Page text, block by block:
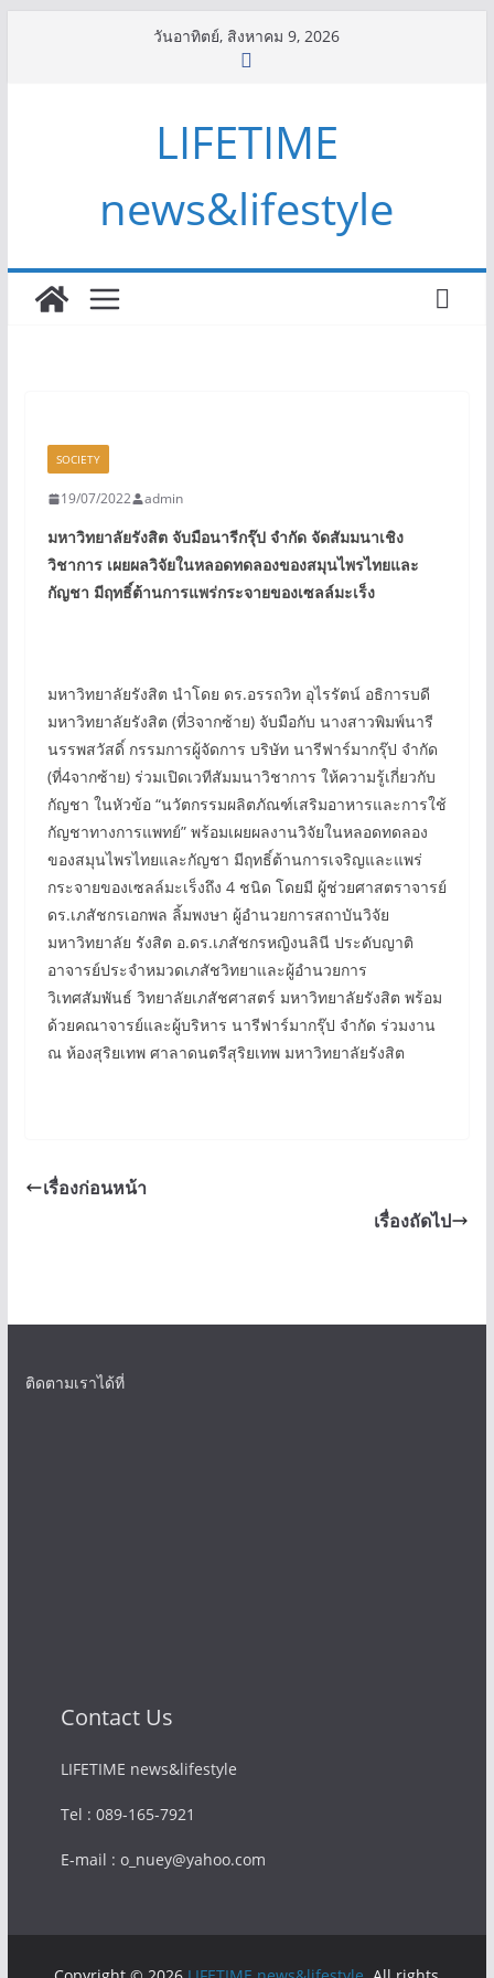
วันอาทิตย์, สิงหาคม 9, 2026
LIFETIME
news&lifestyle
SOCIETY
19/07/2022 admin
มหาวิทยาลัยรังสิต จับมือนารีกรุ๊ป จำกัด จัดสัมมนาเชิง
วิชาการ เผยผลวิจัยในหลอดทดลองของสมุนไพรไทยและ
กัญชา มีฤทธิ์ต้านการแพร่กระจายของเซลล์มะเร็ง
มหาวิทยาลัยรังสิต นำโดย ดร.อรรถวิท อุไรรัตน์ อธิการบดี
มหาวิทยาลัยรังสิต (ที่3จากซ้าย) จับมือกับ นางสาวพิมพ์นารี
นรรพสวัสดิ์ กรรมการผู้จัดการ บริษัท นารีฟาร์มากรุ๊ป จำกัด
(ที่4จากซ้าย) ร่วมเปิดเวทีสัมมนาวิชาการ ให้ความรู้เกี่ยวกับ
กัญชา ในหัวข้อ “นวัตกรรมผลิตภัณฑ์เสริมอาหารและการใช้
กัญชาทางการแพทย์” พร้อมเผยผลงานวิจัยในหลอดทดลอง
ของสมุนไพรไทยและกัญชา มีฤทธิ์ต้านการเจริญและแพร่
กระจายของเซลล์มะเร็งถึง 4 ชนิด โดยมี ผู้ช่วยศาสตราจารย์
ดร.เภสัชกรเอกพล ลิ้มพงษา ผู้อำนวยการสถาบันวิจัย
มหาวิทยาลัย รังสิต อ.ดร.เภสัชกรหญิงนลินี ประดับญาติ
อาจารย์ประจำหมวดเภสัชวิทยาและผู้อำนวยการ
วิเทศสัมพันธ์ วิทยาลัยเภสัชศาสตร์ มหาวิทยาลัยรังสิต พร้อม
ด้วยคณาจารย์และผู้บริหาร นารีฟาร์มากรุ๊ป จำกัด ร่วมงาน
ณ ห้องสุริยเทพ ศาลาดนตรีสุริยเทพ มหาวิทยาลัยรังสิต
เรื่องก่อนหน้า
เรื่องถัดไป
ติดตามเราได้ที่
Contact Us
LIFETIME news&lifestyle
Tel : 089-165-7921
E-mail : o_nuey@yahoo.com